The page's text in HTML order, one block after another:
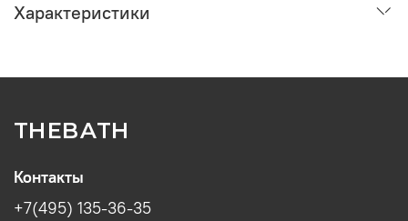
Характеристики
THEBATH
Контакты
+7(495) 135-36-35